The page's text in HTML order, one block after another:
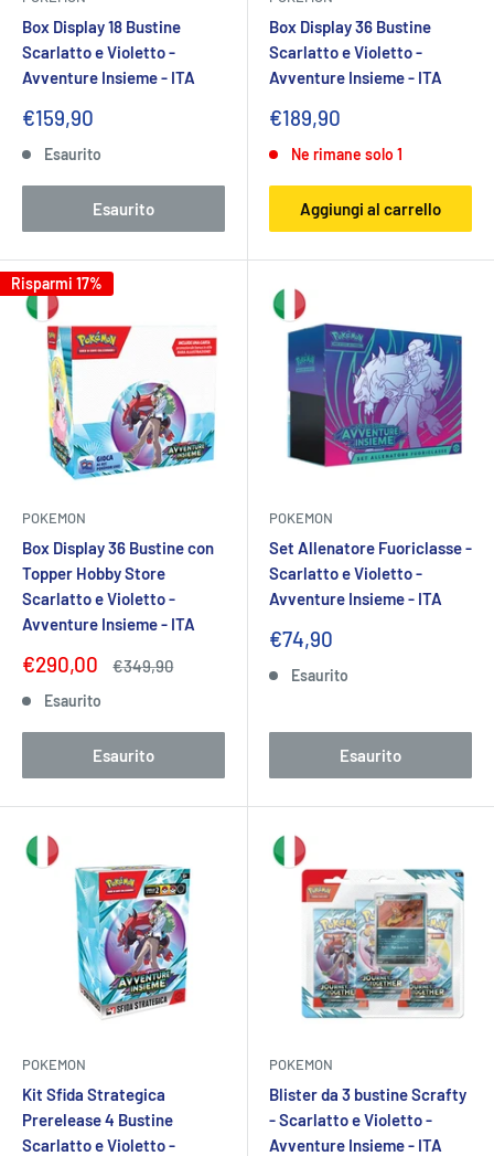
Box Display 18 Bustine
Scarlatto e Violetto -
Avventure Insieme - ITA
Prezzo
€159,90
Esaurito
Esaurito
Box Display 36 Bustine
Scarlatto e Violetto -
Avventure Insieme - ITA
Prezzo
€189,90
Ne rimane solo 1
Aggiungi al carrello
Risparmi 17%
POKEMON
Box Display 36 Bustine con
Topper Hobby Store
Scarlatto e Violetto -
Avventure Insieme - ITA
Prezzo
€290,00 Prezzo
€349,90
Esaurito
Esaurito
POKEMON
Set Allenatore Fuoriclasse -
Scarlatto e Violetto -
Avventure Insieme - ITA
Prezzo
€74,90
Esaurito
Esaurito
POKEMON
Kit Sfida Strategica
Prerelease 4 Bustine
Scarlatto e Violetto -
POKEMON
Blister da 3 bustine Scrafty
- Scarlatto e Violetto -
Avventure Insieme - ITA